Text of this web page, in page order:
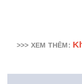
>>> XEM THÊM: